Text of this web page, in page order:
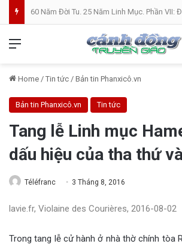
Home / Tin tức / Bản tin Phanxicô.vn
Bản tin Phanxicô.vn Tin tức
Tang lễ Linh mục
dấu hiệu của tha thứ
Téléfranc 3 Tháng 8, 2016
lavie.fr, Violaine des Courières, 2016-08-02
Trong tang lễ cử hành ở nhà thờ chính tòa